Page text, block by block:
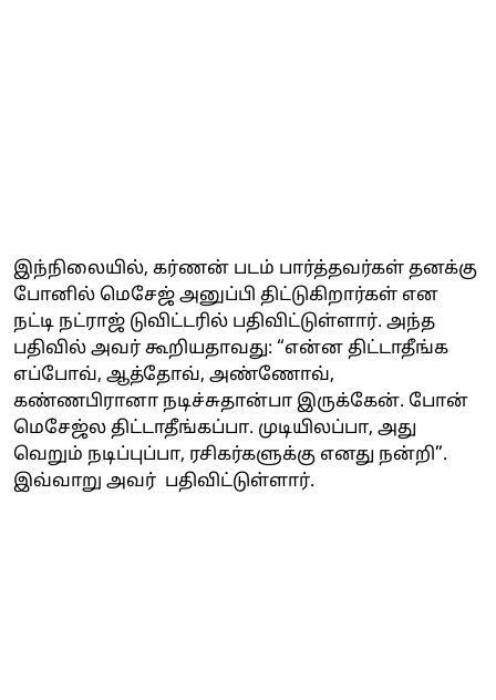
இந்நிலையில், கர்ணன் படம் பார்த்தவர்கள் தனக்கு
போனில் மெசேஜ் அனுப்பி திட்டுகிறார்கள் என
நட்டி நட்ராஜ் டுவிட்டரில் பதிவிட்டுள்ளார். அந்த
பதிவில் அவர் கூறியதாவது: “என்ன திட்டாதீங்க
எப்போவ், ஆத்தோவ், அண்ணோவ்,
கண்ணபிரானா நடிச்சுதான்பா இருக்கேன். போன்
மெசேஜ்ல திட்டாதீங்கப்பா. முடியிலப்பா, அது
வெறும் நடிப்புப்பா, ரசிகர்களுக்கு எனது நன்றி”.
இவ்வாறு அவர் பதிவிட்டுள்ளார்.